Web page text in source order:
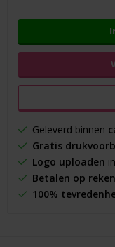
Geleverd binnen
Gratis
Logo uploaden
Betalen op
100%